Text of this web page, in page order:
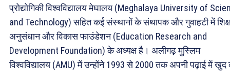
प्रोद्योगिकी विश्वविद्यालय मेघालय (Meghalaya University of
and Technology) सहित कई संस्थानों के संथापक और गुवाहटी में
अनुसंधान और विकास फाउंडेशन (Education Research and
Development Foundation) के अध्यक्ष है। अलीगढ़ मुस्लिम
विश्वविद्यालय (AMU) में उन्होंने 1993 से 2000 तक अपनी पढ़ाई में खुद